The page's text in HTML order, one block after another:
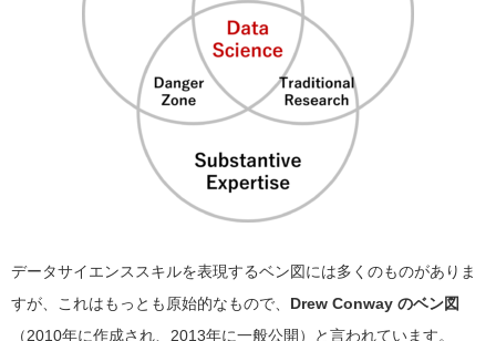
データサイエンススキルを表現するベン図には多くのものがありま
すが、これはもっとも原始的なもので、 Drew Conway のベン図
（2010年に作成され、2013年に一般公開）と言われています。